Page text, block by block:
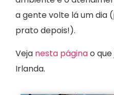
a gente volte lá um dia
prato depois!).
Veja nesta páginao
Irlanda.